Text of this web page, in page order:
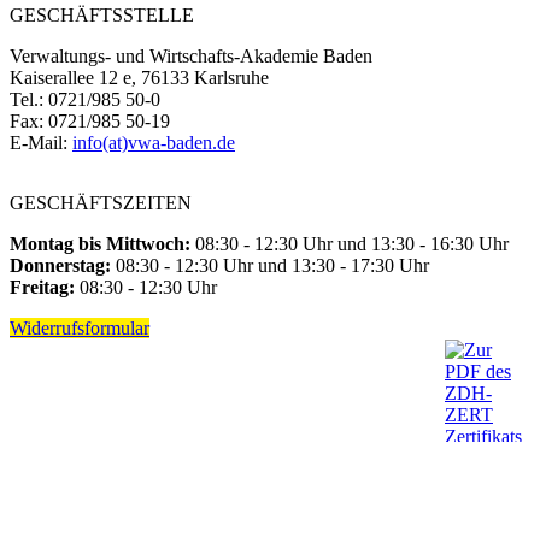
GESCHÄFTSSTELLE
Verwaltungs- und Wirtschafts-Akademie Baden
Kaiserallee 12 e, 76133 Karlsruhe
Tel.: 0721/985 50-0
Fax: 0721/985 50-19
E-Mail: info(at)vwa-baden.de
GESCHÄFTSZEITEN
Montag bis Mittwoch: 08:30 - 12:30 Uhr und 13:30 - 16:30 Uhr
Donnerstag: 08:30 - 12:30 Uhr und 13:30 - 17:30 Uhr
Freitag: 08:30 - 12:30 Uhr
Widerrufsformular